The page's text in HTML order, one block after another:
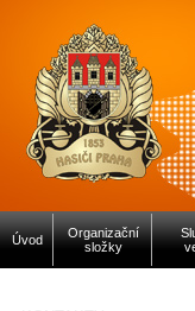
Úvod
Organizační
složky